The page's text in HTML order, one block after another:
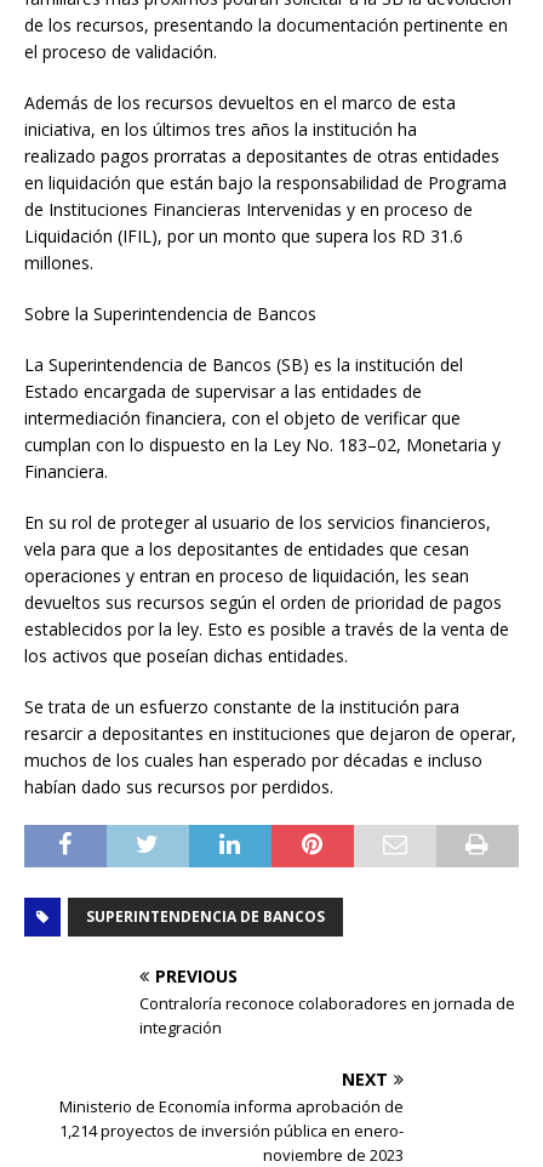
de los recursos, presentando la documentación pertinente en
el proceso de validación.
Además de los recursos devueltos en el marco de esta
iniciativa, en los últimos tres años la institución ha
realizado pagos prorratas a depositantes de otras entidades
en liquidación que están bajo la responsabilidad de Programa
de Instituciones Financieras Intervenidas y en proceso de
Liquidación (IFIL), por un monto que supera los RD 31.6
millones.
Sobre la Superintendencia de Bancos
La Superintendencia de Bancos (SB) es la institución del
Estado encargada de supervisar a las entidades de
intermediación financiera, con el objeto de verificar que
cumplan con lo dispuesto en la Ley No. 183–02, Monetaria y
Financiera.
En su rol de proteger al usuario de los servicios financieros,
vela para que a los depositantes de entidades que cesan
operaciones y entran en proceso de liquidación, les sean
devueltos sus recursos según el orden de prioridad de pagos
establecidos por la ley. Esto es posible a través de la venta de
los activos que poseían dichas entidades.
Se trata de un esfuerzo constante de la institución para
resarcir a depositantes en instituciones que dejaron de operar,
muchos de los cuales han esperado por décadas e incluso
habían dado sus recursos por perdidos.
SUPERINTENDENCIA DE BANCOS
PREVIOUS
Contraloría reconoce colaboradores en jornada de
integración
NEXT
Ministerio de Economía informa aprobación de
1,214 proyectos de inversión pública en enero-
noviembre de 2023